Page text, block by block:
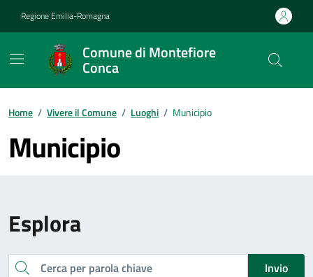
Regione Emilia-Romagna
Comune di Montefiore
Conca
Contenuti in evidenza
Home / Vivere il Comune / Luoghi / Municipio
Municipio
Esplora
Cerca
Invio